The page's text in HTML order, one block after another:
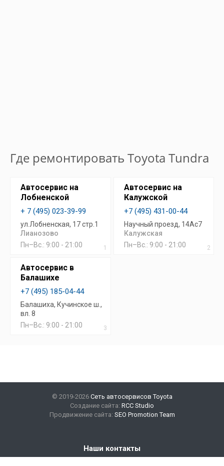
Где ремонтировать Toyota Tundra
1
Автосервис на
Лобненской
+ 7 (495) 023-39-99
ул.Лобненская, 17 стр.1
Лианозово
Пн–Вс.: 9:00 - 21:00
2
Автосервис на
Калужской
+7 (495) 431-00-44
Научный проезд, 14Ас7
Калужская
Пн–Вс.: 9:00 - 21:00
3
Автосервис в
Балашихе
+7 (495) 185-04-44
Балашиха, Кучинское ш.,
вл. 8
Пн–Вс.: 9:00 - 21:00
© 2019-2026 Сеть автосервисов Toyota
Создание сайта: RCC Studio
Продвижение сайта: SEO Promotion Team
Наши контакты